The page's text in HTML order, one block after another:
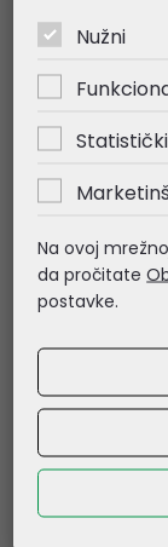
Wenger torba
za prijenosnike
crna
40,96 €
Nužni
Statistički
Na ovoj
da pročitate
postavke.